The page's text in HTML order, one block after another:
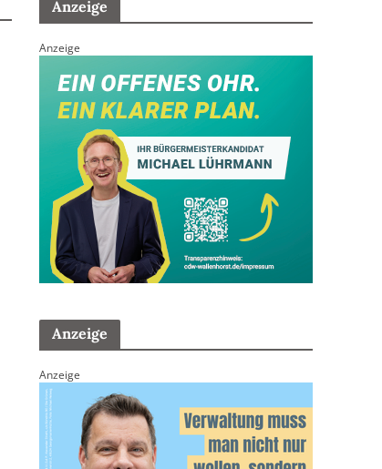
Anzeige
Anzeige
Anzeige
Anzeige